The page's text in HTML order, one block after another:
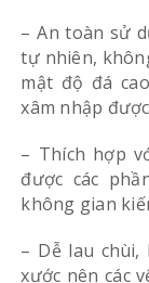
– An toàn sử
tự nhiên,
mật độ đá
xâm nhập
– Thích hợp
được các
không gian
– Dễ lau
xước nên các